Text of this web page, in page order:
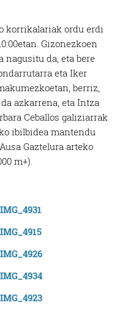
korrikalariak ordu erdi
Gizonezkoen
nagusitu da, eta bere
eta Iker
berriz,
azkarrena, eta Intza
Ceballos galiziarrak
ibilbidea mantendu
Gaztelura arteko
m+).